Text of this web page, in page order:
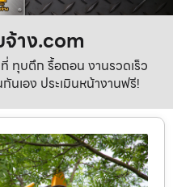
จ้าง.com
ทุบตึก รื้อถอน งานรวดเร็ว
นเอง ประเมินหน้างานฟรี!